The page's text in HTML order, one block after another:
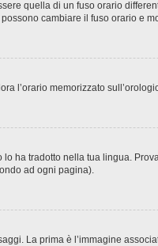
quella di un fuso orario
cambiare il fuso orario e
l’orario memorizzato
ha tradotto nella tua lingua.
ad ogni pagina).
La prima è l’immagine